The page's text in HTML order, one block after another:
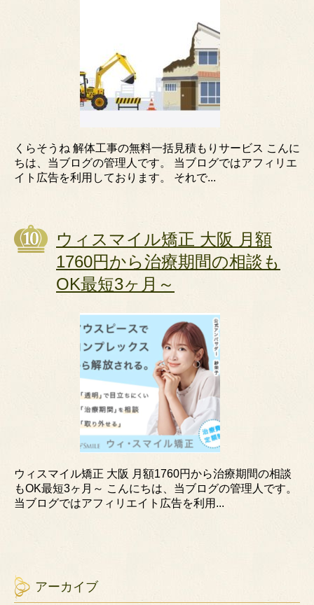
くらそうね 解体工事の無料一括見積もりサービス こんに
ちは、当ブログの管理人です。 当ブログではアフィリエ
イト広告を利用しております。 それで...
ウィスマイル矯正 大阪 月額
1760円から治療期間の相談も
OK最短3ヶ月～
ウィスマイル矯正 大阪 月額1760円から治療期間の相談
もOK最短3ヶ月～ こんにちは、当ブログの管理人です。
当ブログではアフィリエイト広告を利用...
アーカイブ